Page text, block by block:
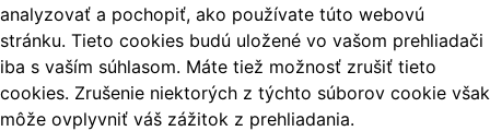
analyzovať a pochopiť, ako používate túto webovú
stránku. Tieto cookies budú uložené vo vašom prehliadači
iba s vaším súhlasom. Máte tiež možnosť zrušiť tieto
cookies. Zrušenie niektorých z týchto súborov cookie však
môže ovplyvniť váš zážitok z prehliadania.